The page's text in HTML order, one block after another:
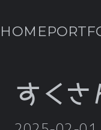
HOME
すくさ